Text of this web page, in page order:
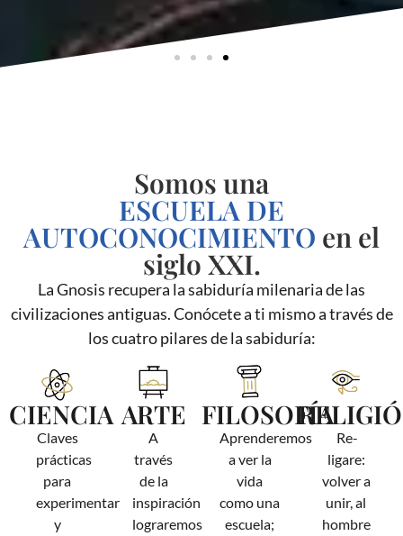
Somos una
ESCUELA DE
AUTOCONOCIMIENTO en el
siglo XXI.
La Gnosis recupera la sabiduría milenaria de las
civilizaciones antiguas. Conócete a ti mismo a través de
los cuatro pilares de la sabiduría:
CIENCIA
Claves
prácticas
para
experimentar
y
ARTE
A
través
de la
inspiración
lograremos
FILOSOFÍA
Aprenderemos
a ver la
vida
como una
escuela;
Re-
ligare:
volver a
unir, al
hombre